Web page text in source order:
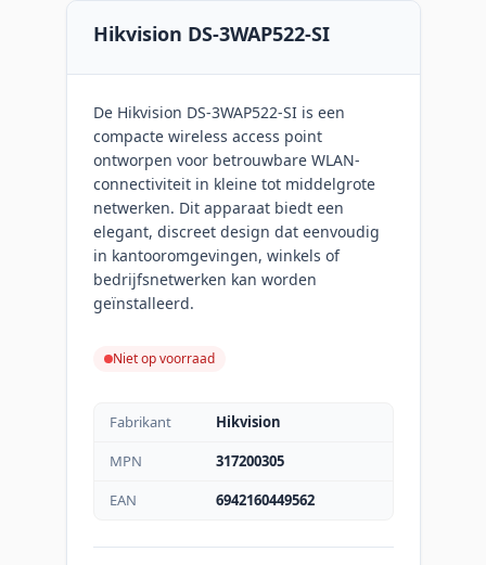
Hikvision DS-3WAP522-SI
De Hikvision DS-3WAP522-SI is een
compacte wireless access point
ontworpen voor betrouwbare WLAN-
connectiviteit in kleine tot middelgrote
netwerken. Dit apparaat biedt een
elegant, discreet design dat eenvoudig
in kantooromgevingen, winkels of
bedrijfsnetwerken kan worden
geïnstalleerd.
Niet op voorraad
Fabrikant
Hikvision
MPN
317200305
EAN
6942160449562